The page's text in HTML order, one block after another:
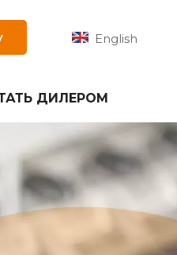
English
ДИЛЕРОМ